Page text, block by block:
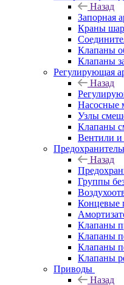
Назад
Запорная
Краны
Клапаны
Клапаны
Регулирующая
Назад
Насосные
Узлы
Клапаны
Вентили и
Назад
Группы
Концевые
Клапаны
Клапаны
Клапаны
Клапаны
Приводы
Назад